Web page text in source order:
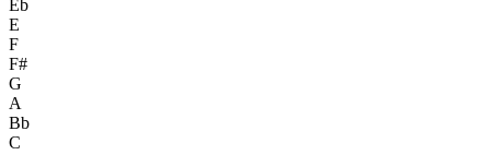
Eb
E
F
F#
G
A
Bb
C